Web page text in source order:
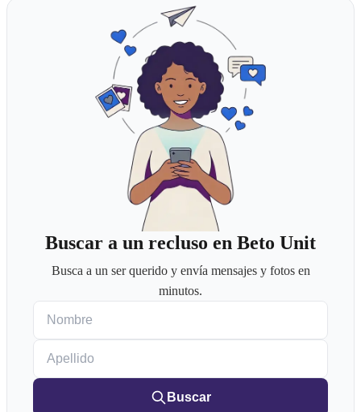
Buscar a un recluso en Beto Unit
Busca a un ser querido y envía mensajes y fotos en
minutos.
Buscar